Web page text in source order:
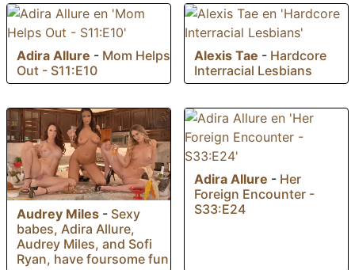
Adira Allure - Mom Helps
Out - S11:E10
Alexis Tae - Hardcore
Interracial Lesbians
Audrey Miles - Sexy
babes, Adira Allure,
Audrey Miles, and Sofi
Ryan, have foursome fun
Adira Allure - Her
Foreign Encounter -
S33:E24